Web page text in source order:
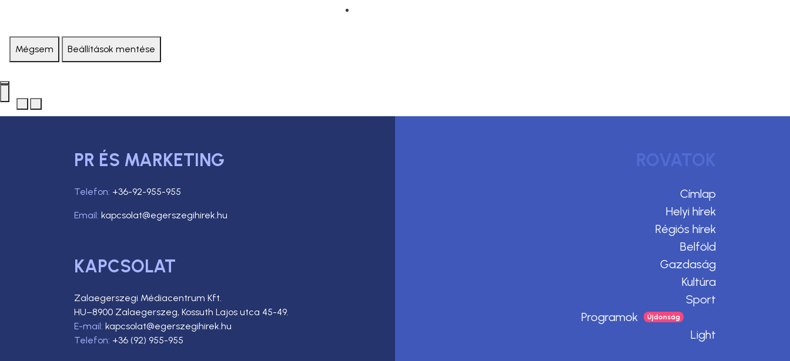
Mégsem Beállítások mentése
PR ÉS MARKETING
Telefon: +36-92-955-955
Email: kapcsolat@egerszegihirek.hu
KAPCSOLAT
Zalaegerszegi Médiacentrum Kft.
HU–8900 Zalaegerszeg, Kossuth Lajos utca 45-49.
E-mail: kapcsolat@egerszegihirek.hu
Telefon: +36 (92) 955-955
ROVATOK
Címlap
Helyi hírek
Régiós hírek
Belföld
Gazdaság
Kultúra
Sport
Programok
Light